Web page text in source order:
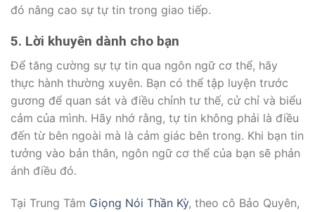
đó nâng cao sự tự tin trong giao tiếp.
5. Lời khuyên dành cho bạn
Để tăng cường sự tự tin qua ngôn ngữ cơ thể, hãy
thực hành thường xuyên. Bạn có thể tập luyện trước
gương để quan sát và điều chỉnh tư thế, cử chỉ và biểu
cảm của mình. Hãy nhớ rằng, tự tin không phải là điều
đến từ bên ngoài mà là cảm giác bên trong. Khi bạn tin
tưởng vào bản thân, ngôn ngữ cơ thể của bạn sẽ phản
ánh điều đó.
Tại Trung Tâm Giọng Nói Thần Kỳ, theo cô Bảo Quyên,